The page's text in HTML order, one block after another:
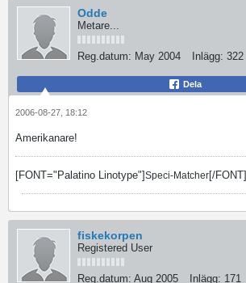
Odde
Metare...
Reg.datum: May 2004 Inlägg: 322
Dela
2006-08-27, 18:12
Amerikanare!
[FONT="Palatino Linotype"]Speci-Matcher[/FONT]
fiskekorpen
Registered User
Reg.datum: Aug 2005 Inlägg: 171